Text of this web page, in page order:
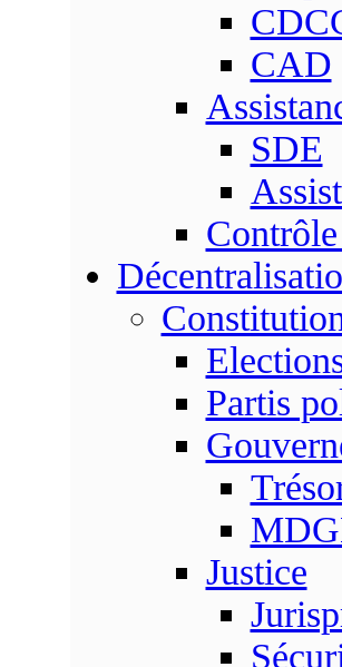
CAD
SDE
Partis
Justice